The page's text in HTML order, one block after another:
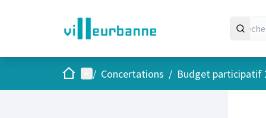
AccueilMenu principal
/ Concertations / Budget participatif